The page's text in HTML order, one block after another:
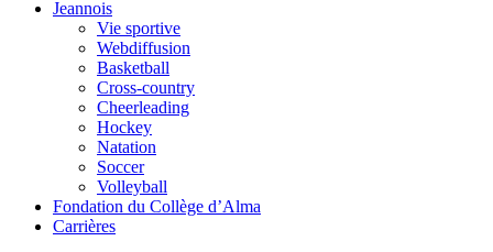
Jeannois
Vie sportive
Webdiffusion
Basketball
Cross-country
Cheerleading
Hockey
Natation
Soccer
Volleyball
Fondation du Collège d’Alma
Carrières